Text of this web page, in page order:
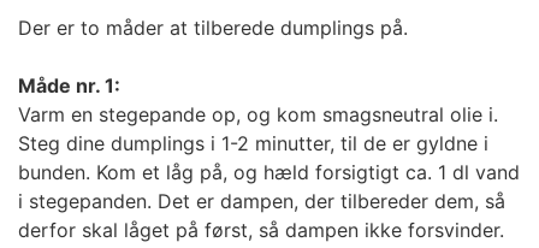
Der er to måder at tilberede dumplings på.
Måde nr. 1:
Varm en stegepande op, og kom smagsneutral olie i.
Steg dine dumplings i 1-2 minutter, til de er gyldne i
bunden. Kom et låg på, og hæld forsigtigt ca. 1 dl vand
i stegepanden. Det er dampen, der tilbereder dem, så
derfor skal låget på først, så dampen ikke forsvinder.